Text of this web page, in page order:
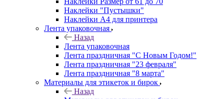
Наклейки "Пустышки"
Наклейки А4 для принтера
Лента упаковочная
Назад
Лента упаковочная
Лента праздничная "С Новым Годом!"
Лента праздничная "23 февраля"
Лента праздничная "8 марта"
Материалы для этикеток и бирок
Назад